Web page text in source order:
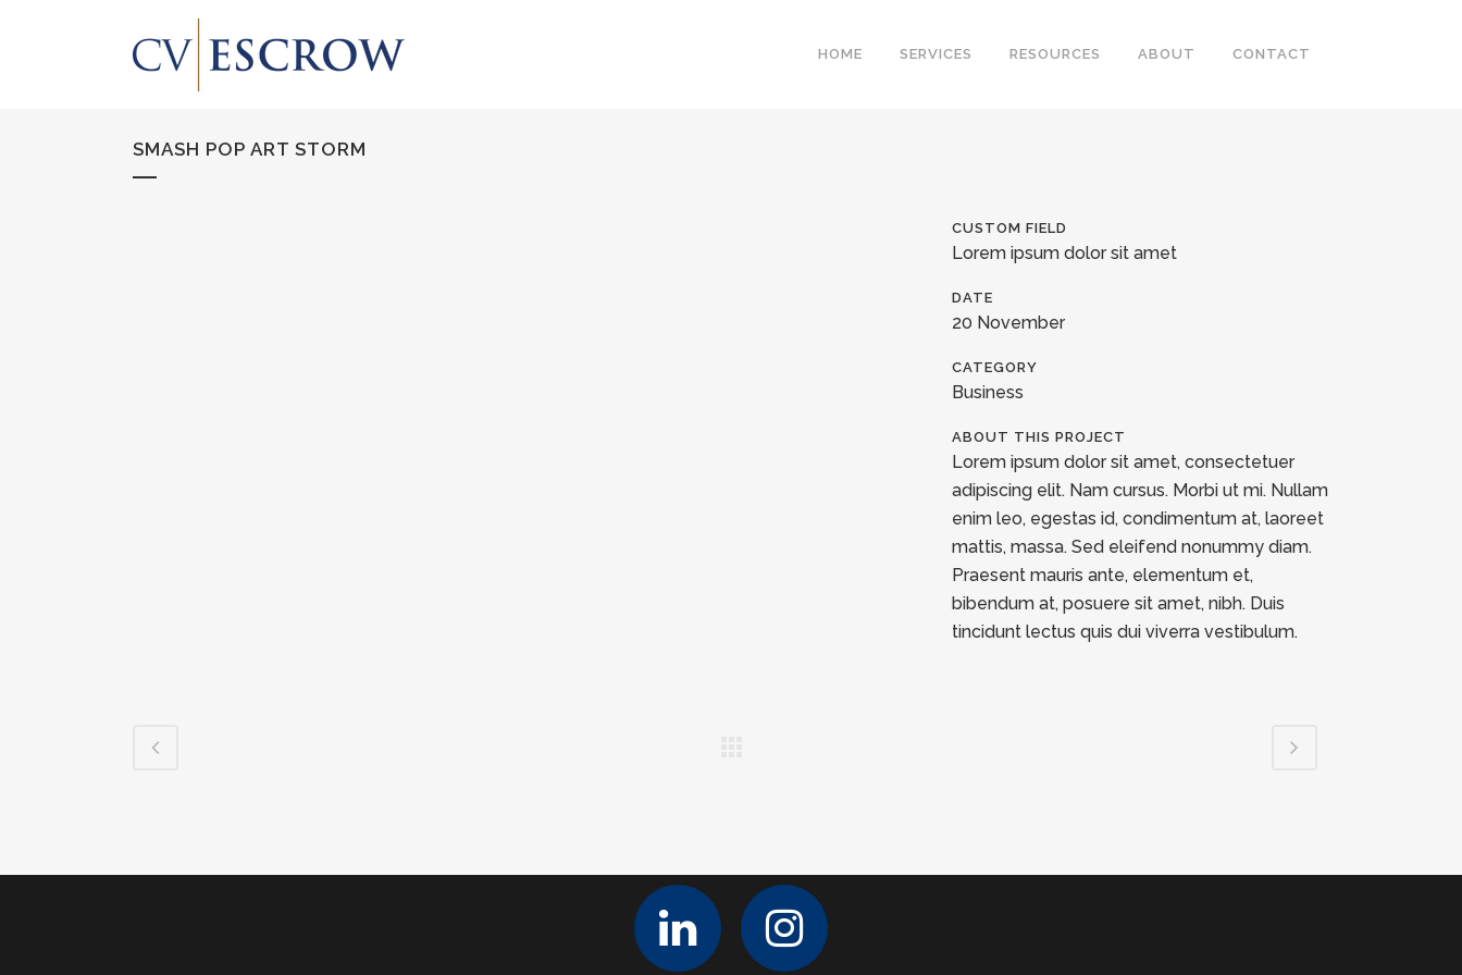
HOME SERVICES RESOURCES ABOUT CONTACT
SMASH POP ART STORM
CUSTOM FIELD
Lorem ipsum dolor sit amet
DATE
20 November
CATEGORY
Business
ABOUT THIS PROJECT
Lorem ipsum dolor sit amet, consectetuer
adipiscing elit. Nam cursus. Morbi ut mi. Nullam
enim leo, egestas id, condimentum at, laoreet
mattis, massa. Sed eleifend nonummy diam.
Praesent mauris ante, elementum et,
bibendum at, posuere sit amet, nibh. Duis
tincidunt lectus quis dui viverra vestibulum.